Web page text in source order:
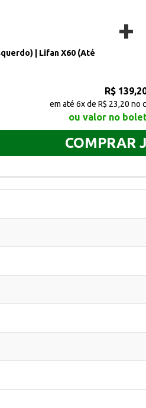
| Lifan X60 (Até
+
R$
em até 6x de R$ 23,20 no
ou valor no
COMPRAR